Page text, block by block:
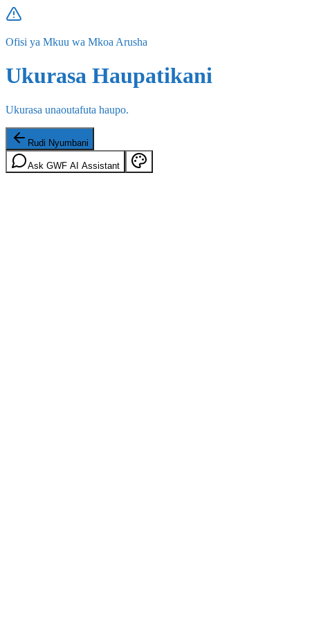
Ofisi ya Mkuu wa Mkoa Arusha
Ukurasa Haupatikani
Ukurasa unaoutafuta haupo.
Rudi Nyumbani
Ask GWF AI Assistant